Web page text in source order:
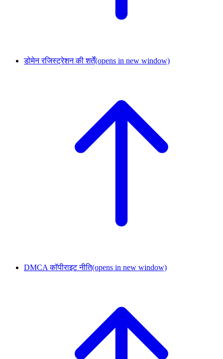
डोमेन रजिस्ट्रेशन की शर्तें(opens in new window)
DMCA कॉपीराइट नीति(opens in new window)